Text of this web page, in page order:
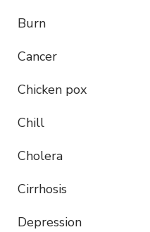
Burn
Cancer
Chicken pox
Chill
Cholera
Cirrhosis
Depression